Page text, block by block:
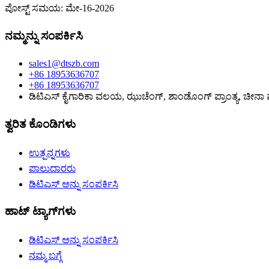
ಪೋಸ್ಟ್ ಸಮಯ: ಮೇ-16-2026
ನಮ್ಮನ್ನು ಸಂಪರ್ಕಿಸಿ
sales1@dtszb.com
+86 18953636707
+86 18953636707
ಡಿಟಿಎಸ್ ಕೈಗಾರಿಕಾ ವಲಯ, ಝುಚೆಂಗ್, ಶಾಂಡೊಂಗ್ ಪ್ರಾಂತ್ಯ, ಚೀನಾ
ತ್ವರಿತ ಕೊಂಡಿಗಳು
ಉತ್ಪನ್ನಗಳು
ಪಾಲುದಾರರು
ಡಿಟಿಎಸ್ ಅನ್ನು ಸಂಪರ್ಕಿಸಿ
ಹಾಟ್ ಟ್ಯಾಗ್‌ಗಳು
ಡಿಟಿಎಸ್ ಅನ್ನು ಸಂಪರ್ಕಿಸಿ
ನಮ್ಮ ಬಗ್ಗೆ